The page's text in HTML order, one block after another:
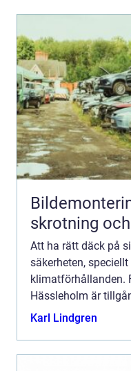
Bildemontering
skrotning
Att ha rätt däck på
säkerheten,
klimatförhållanden.
Hässleholm är
Karl Lindgren